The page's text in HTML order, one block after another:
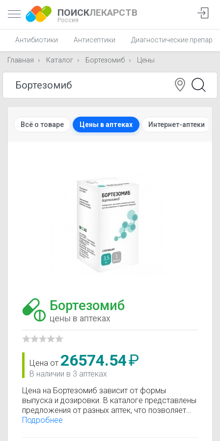
ПОИСКЛЕКАРСТВ
Россия
Антибиотики Антисептики Диагностические
Главная Каталог Бортезомиб Цены
Всё о товаре Цены в аптеках Интернет-аптеки
Бортезомиб
цены в аптеках
Цена от 26574.54₽
В наличии в 3 аптеках
Цена на Бортезомиб зависит от формы
выпуска и дозировки. В каталоге представлены
предложения от разных аптек, что позволяет
быстро найти, где купить Бортезомиб по
Подробнее